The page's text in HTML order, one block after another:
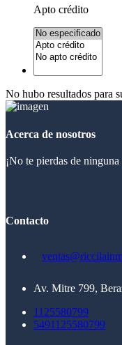
Apto crédito
No hubo resultados para
Acerca de nosotros
¡No te pierdas de
Contacto
Av. Mitre 799,
1125580799
5491125580799